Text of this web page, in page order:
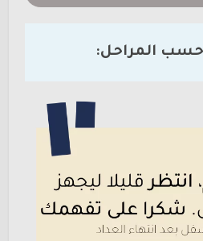
المراحل: